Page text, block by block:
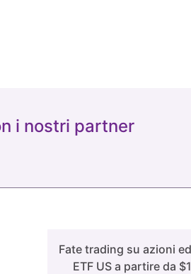
i nostri partner
Fate trading su azioni ed
ETF US a partire da $1